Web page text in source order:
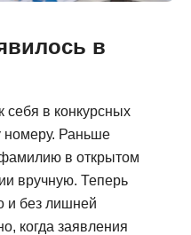
в
в конкурсных
номеру. Раньше
в открытом
вручную. Теперь
и без лишней
когда заявления